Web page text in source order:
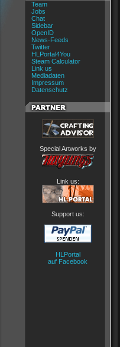
Team
Jobs
Chat
Sidebar
OpenID
News-Feeds
Twitter
HLPortal4You
Steam Calculator
Link us
Mediadaten
Impressum
Datenschutz
Special Artworks by
Link us:
Support us:
HLPortal
auf Facebook